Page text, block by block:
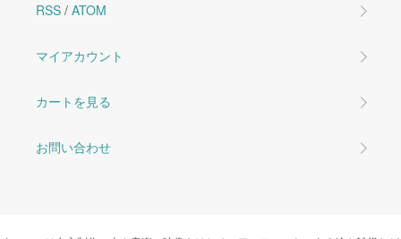
RSS / ATOM
マイアカウント
カートを見る
お問い合わせ